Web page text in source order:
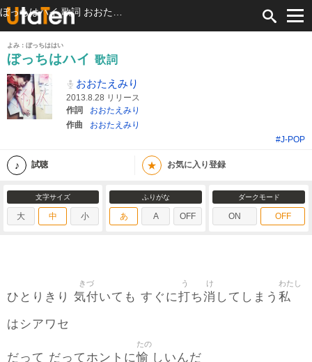
よみ：ぼっちははい
ぼっちはハイ 歌詞
おおたえみり
2013.8.28 リリース
作詞
おおたえみり
作曲
おおたえみり
#J-POP
試聴 ★ お気に入り登録
文字サイズ
大 中 小
ふりがな
あ A OFF
ダークモード
ON OFF
ひとりきり 気付
きづ
いても すぐに打
う
ち消
け
してしまう 私
わたし
はシアワセ
だって だってホントに愉
たの
しいんだ